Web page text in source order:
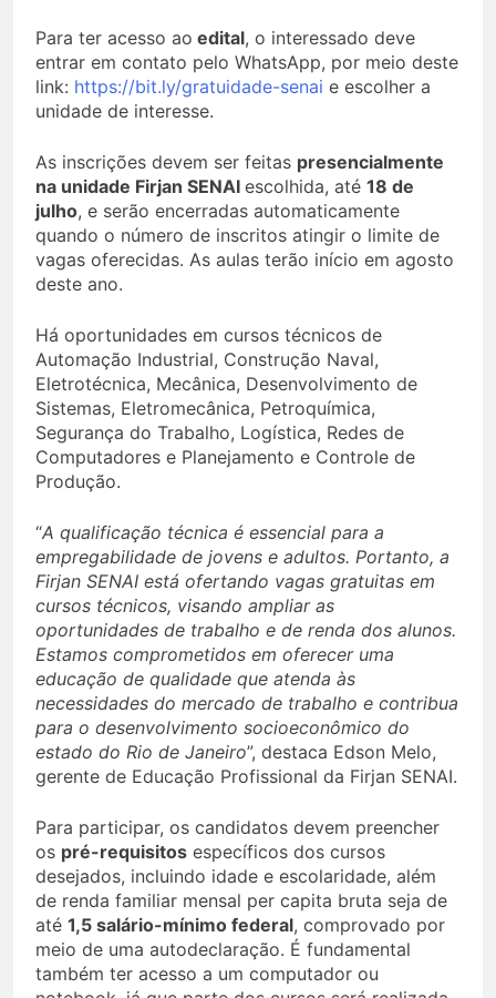
Para ter acesso ao edital, o interessado deve
entrar em contato pelo WhatsApp, por meio deste
link: https://bit.ly/gratuidade-senai e escolher a
unidade de interesse.
As inscrições devem ser feitas presencialmente
na unidade Firjan SENAI escolhida, até 18 de
julho, e serão encerradas automaticamente
quando o número de inscritos atingir o limite de
vagas oferecidas. As aulas terão início em agosto
deste ano.
Há oportunidades em cursos técnicos de
Automação Industrial, Construção Naval,
Eletrotécnica, Mecânica, Desenvolvimento de
Sistemas, Eletromecânica, Petroquímica,
Segurança do Trabalho, Logística, Redes de
Computadores e Planejamento e Controle de
Produção.
“A qualificação técnica é essencial para a
empregabilidade de jovens e adultos. Portanto, a
Firjan SENAI está ofertando vagas gratuitas em
cursos técnicos, visando ampliar as
oportunidades de trabalho e de renda dos alunos.
Estamos comprometidos em oferecer uma
educação de qualidade que atenda às
necessidades do mercado de trabalho e contribua
para o desenvolvimento socioeconômico do
estado do Rio de Janeiro”, destaca Edson Melo,
gerente de Educação Profissional da Firjan SENAI.
Para participar, os candidatos devem preencher
os pré-requisitos específicos dos cursos
desejados, incluindo idade e escolaridade, além
de renda familiar mensal per capita bruta seja de
até 1,5 salário-mínimo federal, comprovado por
meio de uma autodeclaração. É fundamental
também ter acesso a um computador ou